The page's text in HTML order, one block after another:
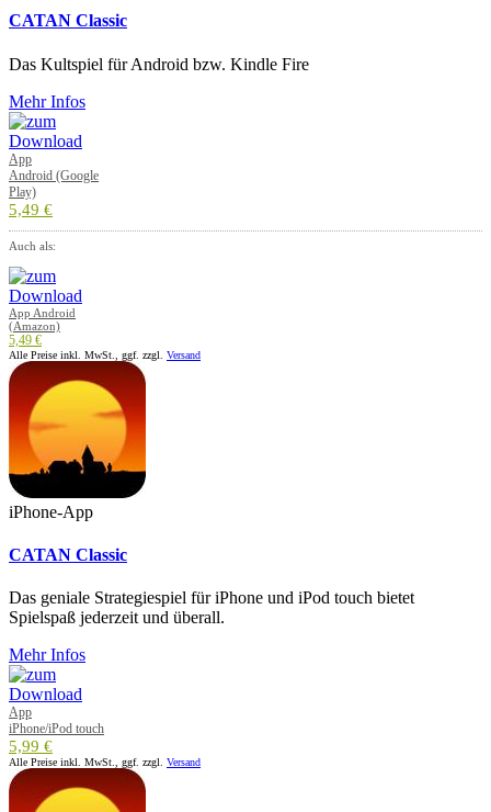
CATAN Classic
Das Kultspiel für Android bzw. Kindle Fire
Mehr Infos
App
Android (Google
Play)
5,49 €
Auch als:
App Android
(Amazon)
5,49 €
Alle Preise inkl. MwSt., ggf. zzgl. Versand
iPhone-App
CATAN Classic
Das geniale Strategiespiel für iPhone und iPod touch bietet
Spielspaß jederzeit und überall.
Mehr Infos
App
iPhone/iPod touch
5,99 €
Alle Preise inkl. MwSt., ggf. zzgl. Versand